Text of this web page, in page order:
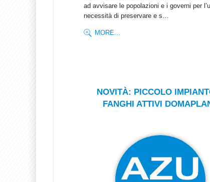
ad avvisare le popolazioni e i governi per
necessità di preservare e s…
MORE...
NOVITÀ: PICCOLO
FANGHI ATTIVI